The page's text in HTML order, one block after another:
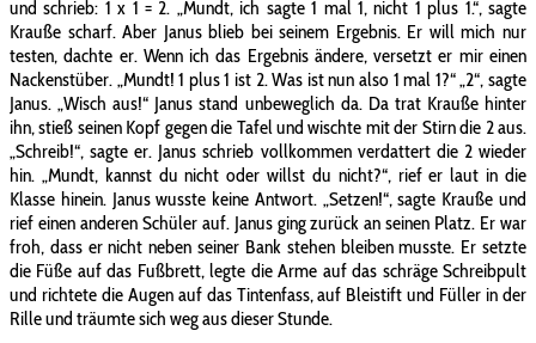
und schrieb: 1 x 1 = 2. „Mundt, ich sagte 1 mal 1, nicht 1 plus 1.“, sagte
Krauße scharf. Aber Janus blieb bei seinem Ergebnis. Er will mich nur
testen, dachte er. Wenn ich das Ergebnis ändere, versetzt er mir einen
Nackenstüber. „Mundt! 1 plus 1 ist 2. Was ist nun also 1 mal 1?“ „2“, sagte
Janus. „Wisch aus!“ Janus stand unbeweglich da. Da trat Krauße hinter
ihn, stieß seinen Kopf gegen die Tafel und wischte mit der Stirn die 2 aus.
„Schreib!“, sagte er. Janus schrieb vollkommen verdattert die 2 wieder
hin. „Mundt, kannst du nicht oder willst du nicht?“, rief er laut in die
Klasse hinein. Janus wusste keine Antwort. „Setzen!“, sagte Krauße und
rief einen anderen Schüler auf. Janus ging zurück an seinen Platz. Er war
froh, dass er nicht neben seiner Bank stehen bleiben musste. Er setzte
die Füße auf das Fußbrett, legte die Arme auf das schräge Schreibpult
und richtete die Augen auf das Tintenfass, auf Bleistift und Füller in der
Rille und träumte sich weg aus dieser Stunde.